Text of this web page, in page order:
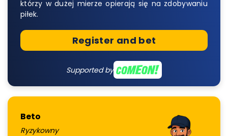
którzy w dużej mierze opierają się na zdobywaniu
piłek.
Register and bet
Supported by
Beto
Ryzykowny